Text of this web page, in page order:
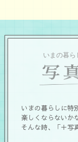
いまの暮らしに特
楽しくならないかな
そんな時、「＋写